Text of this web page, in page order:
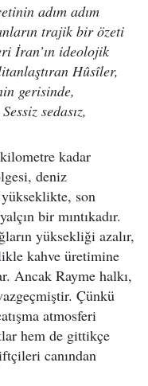
adım adım
trajik bir özeti
İran’ın ideolojik
Hûsîler,
gerisinde,
sedasız,
kilometre kadar
deniz
son
bir mıntıkadır.
yüksekliği azalır,
kahve üretimine
Ancak Rayme halkı,
Çünkü
atmosferi
hem de gittikçe
canından